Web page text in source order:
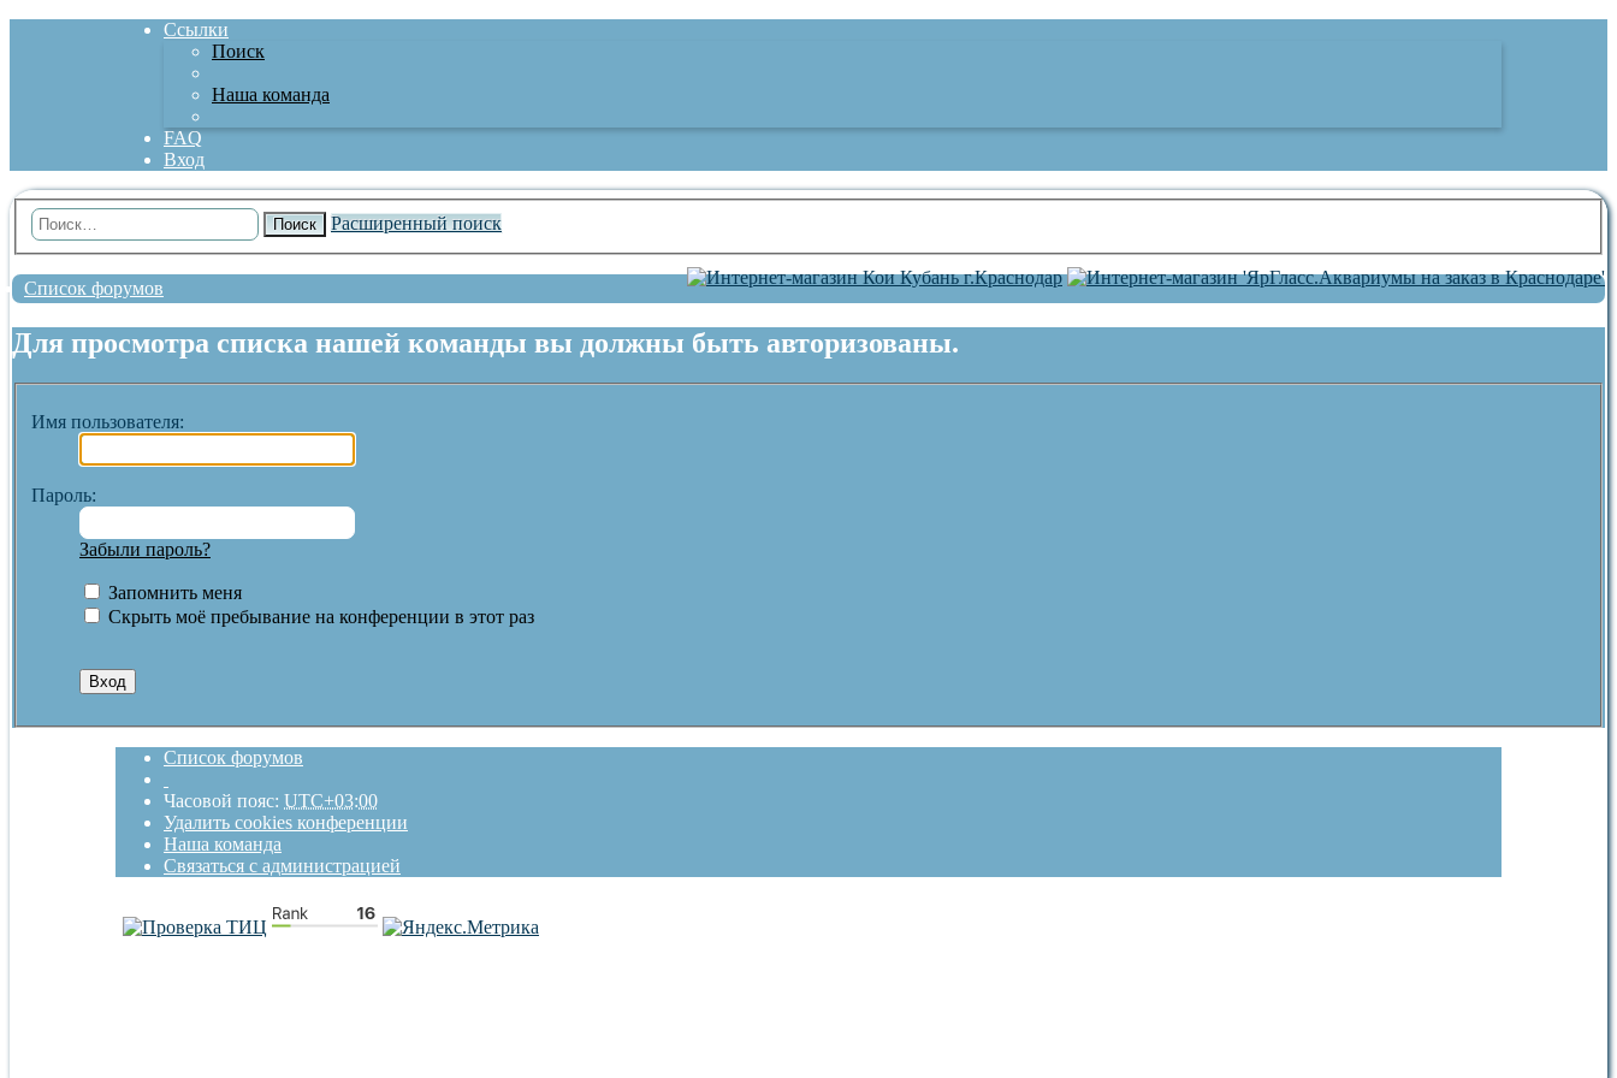
Ссылки
Поиск
Наша команда
FAQ
Вход
Поиск Расширенный поиск
Список форумов
Для просмотра списка нашей команды вы должны быть авторизованы.
Имя пользователя:
Пароль:
Забыли пароль?
Запомнить меня
Скрыть моё пребывание на конференции в этот раз
Список форумов
Часовой пояс: UTC+03:00
Удалить cookies конференции
Наша команда
Связаться с администрацией